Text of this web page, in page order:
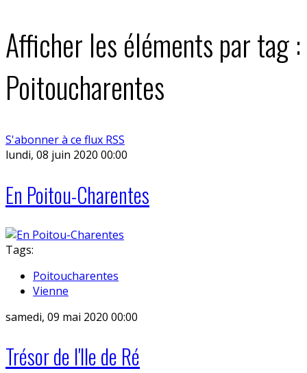
Afficher les éléments par tag :
Poitoucharentes
S'abonner à ce flux RSS
lundi, 08 juin 2020 00:00
En Poitou-Charentes
Tags:
Poitoucharentes
Vienne
samedi, 09 mai 2020 00:00
Trésor de l'Ile de Ré